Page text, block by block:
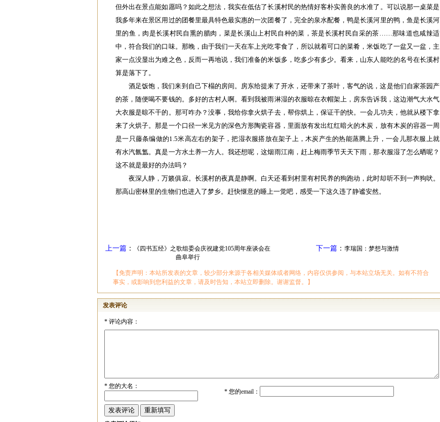
但外出在景点能如愿吗？如此之想法，我实在低估了长溪村民的热情好客朴实善良的水准了。可以说那一桌菜是
我多年来在景区用过的团餐里最具特色最实惠的一次团餐了，完全的泉水配餐，鸭是长溪河里的鸭，鱼是长溪河
里的鱼，肉是长溪村民自熏的腊肉，菜是长溪山上村民自种的菜，茶是长溪村民自采的茶……那味道也咸辣适
中，符合我们的口味。那晚，由于我们一天在车上光吃零食了，所以就着可口的菜肴，米饭吃了一盆又一盆，主
家一点没显出为难之色，反而一再地说，我们准备的米饭多，吃多少有多少。看来，山东人能吃的名号在长溪村
算是落下了。
酒足饭饱，我们来到自己下榻的房间。房东给提来了开水，还带来了茶叶，客气的说，这是他们自家茶园产
的茶，随便喝不要钱的。多好的古村人啊。看到我被雨淋湿的衣服晾在衣帽架上，房东告诉我，这边潮气大水气
大衣服是晾不干的。那可咋办？没事，我给你拿火烘子去，帮你烘上，保证干的快。一会儿功夫，他就从楼下拿
来了火烘子。那是一个口径一米见方的深色方形陶瓷容器，里面放有发出红红暗火的木炭，放有木炭的容器一周
是一只藤条编做的1.5米高左右的架子，把湿衣服搭放在架子上，木炭产生的热能蒸腾上升，一会儿那衣服上就
有水汽氤氲。真是一方水土养一方人。我还想呢，这烟雨江南，赶上梅雨季节天天下雨，那衣服湿了怎么晒呢？
这不就是最好的办法吗？
夜深人静，万籁俱寂。长溪村的夜真是静啊。白天还看到村里有村民养的狗跑动，此时却听不到一声狗吠。
那高山密林里的生物们也进入了梦乡。赶快惬意的睡上一觉吧，感受一下这久违了静谧安然。
上一篇： 《四书五经》之歌组委会庆祝建党105周年座谈会在
曲阜举行
下一篇： 李瑞国：梦想与激情
【免责声明：本站所发表的文章，较少部分来源于各相关媒体或者网络，内容仅供参阅，与本站立场无关。如有不符合
事实，或影响到您利益的文章，请及时告知，本站立即删除。谢谢监督。】
发表评论
*评论内容：
*您的大名：
*您的email：